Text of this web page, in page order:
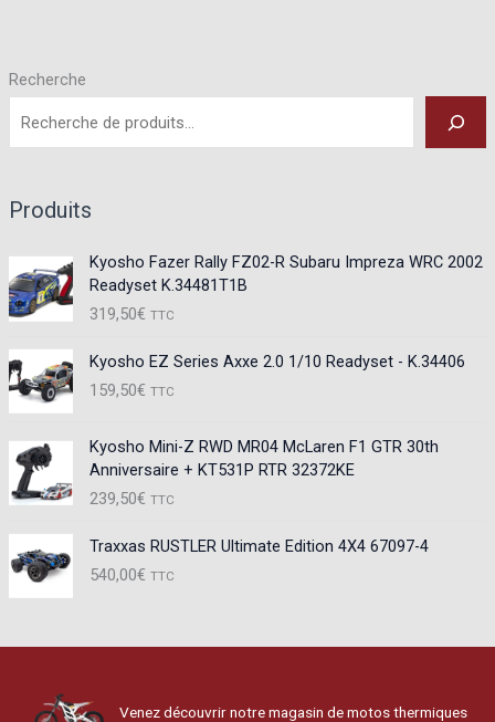
Recherche
Produits
Kyosho Fazer Rally FZ02-R Subaru Impreza WRC 2002
Readyset K.34481T1B
319,50€ TTC
Kyosho EZ Series Axxe 2.0 1/10 Readyset - K.34406
159,50€ TTC
Kyosho Mini-Z RWD MR04 McLaren F1 GTR 30th
Anniversaire + KT531P RTR 32372KE
239,50€ TTC
Traxxas RUSTLER Ultimate Edition 4X4 67097-4
540,00€ TTC
Venez découvrir notre magasin de motos thermiques